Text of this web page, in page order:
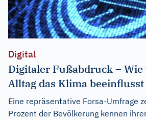
Digital
Digitaler Fußabdruck –
Alltag das Klima beeinflusst
Eine repräsentative Forsa-Umfrage
Prozent der Bevölkerung kennen